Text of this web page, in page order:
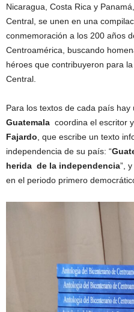
Nicaragua, Costa Rica y
Central, se unen en una
conmemoración a los 200 años
Centroamérica, buscando
héroes que contribuyeron para
Central.
Para los textos de cada país
Guatemala coordina el escritor
Fajardo , que escribe un texto
independencia de su país: “
herida de la independencia”,
en el periodo primero